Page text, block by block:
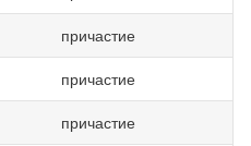
причастие
причастие
причастие